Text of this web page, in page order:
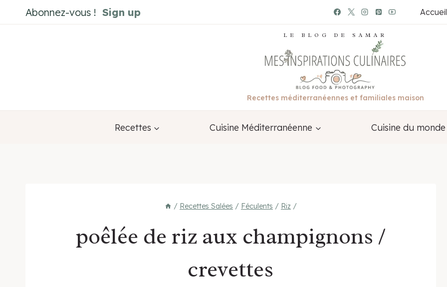
au
Abonnez-vous ! Sign up Accueil
LE BLOG DE SAMAR
Recettes méditerranéennes et familiales maison
Recettes Cuisine Méditerranéenne Cuisine du monde
/ Recettes Salées / Féculents / Riz /
poêlée de riz aux champignons /
crevettes